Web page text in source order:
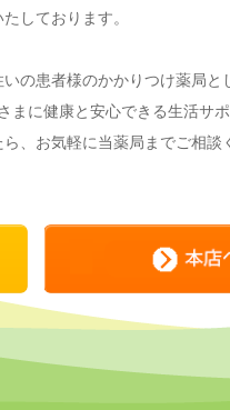
しております。
の患者様のかかりつけ薬局と
に健康と安心できる生活サ
、お気軽に当薬局までご相談